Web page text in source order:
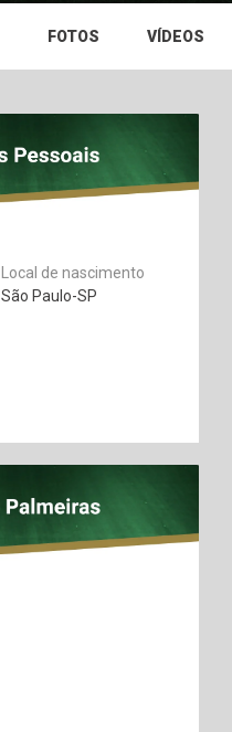
FOTOS VÍDEOS
Local de nascimento
São Paulo-SP